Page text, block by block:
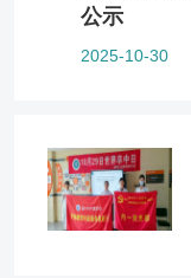
公示
2025-10-30